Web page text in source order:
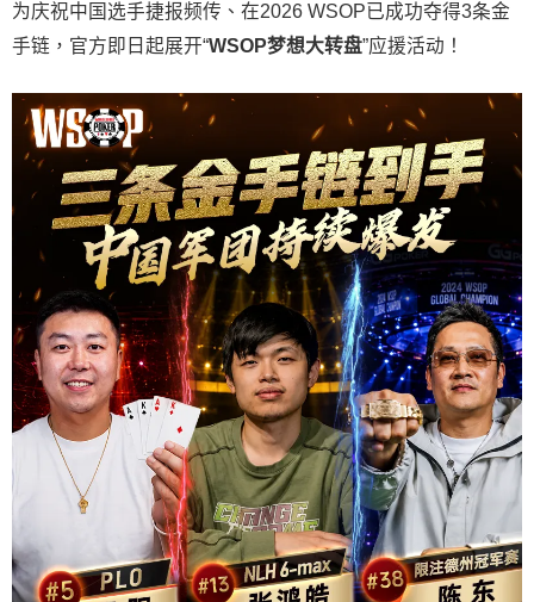
为庆祝中国选手捷报频传、在2026 WSOP已成功夺得3条金
手链，官方即日起展开“WSOP梦想大转盘”应援活动！